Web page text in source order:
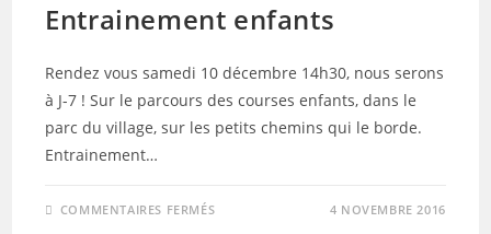
Entrainement enfants
Rendez vous samedi 10 décembre 14h30, nous serons
à J-7 ! Sur le parcours des courses enfants, dans le
parc du village, sur les petits chemins qui le borde.
Entrainement…
COMMENTAIRES FERMÉSSUR 4 NOVEMBRE 2016